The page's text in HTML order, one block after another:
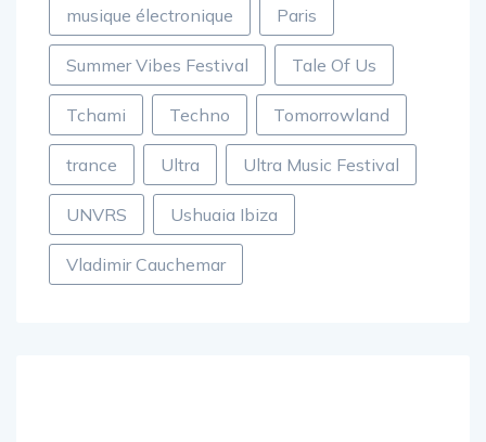
musique électronique Paris
Summer Vibes Festival Tale Of Us
Tchami Techno Tomorrowland
trance Ultra Ultra Music Festival
UNVRS Ushuaia Ibiza
Vladimir Cauchemar